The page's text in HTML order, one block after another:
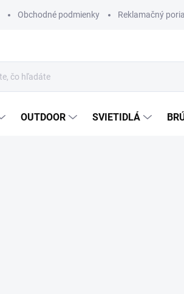
Obchodné podmienky Reklamačný
OUTDOOR SVIETIDLÁ